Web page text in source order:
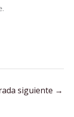
siguiente →